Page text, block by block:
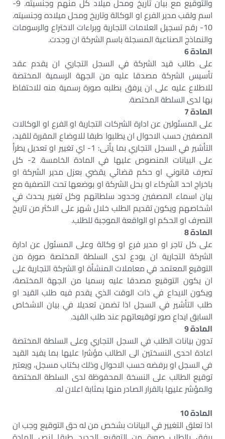
والتوقيع مع بيان تاريخ ومحل ميلاد كل منهم وجنسيته. 9-
اسم ولقب مدير الفرع او الوكالة وتاريخ ومحل ميلاده وجنسيته.
10- رقم تسجيل العلامات التجارية وبراءات الاختراع والرسومات
والنماذج الصناعية المسجلة باسم الشركة ان وجدت.
المادة 6
على طالب قيد الشركة في السجل التجاري ان يقدم عقد
تأسيس الشركة مصدقا عليه من الجهة الرسمية المختصة
للاطلاع عليه على ان يرفق بطلبه صورة رسمية منه للاحتفاظ
بها لدى السلطة المختصة.
المادة 7
على المسئولين عن ادارة الشركات التجارية او الفرع او الوكالات
المصفين حسب الاحوال ان يطلبوا طبقا للاوضاع المقررة للقيد،
التأشير في السجل التجاري بما يأتى: 1- اي تغيير او تعديل يطرأ
على البيانات المنصوص عليها في المادة الخامسة. 2- كل
تصرف قانوني او حكم قضائي يقضي بعزل مدير الشركة او
باخراج احد الشركاء او بحل الشركة او بوضعها تحت التصفية مع
بيان اسماء المصفين وحدود سلطاتهم وكل تغيير يحدث في
اشخاصهم ويكون تقديم الطلب خلال شهر على الاكثر من تاريخ
التصرف او الحكم او الواقعة الموجبة للطلب.
المادة 8
على كل تاجر او مدير فرع او وكالة وعلى المسئول عن ادارة
الشركة التجارية ان يودع لدى السلطة المختصة صورة من
التوقيع المعتمد في معاملات المنشأة او الشركة التجارية على
ان يكون التوقيع مصدقا عليه رسميا من الجهة المختصة،
ويكون الايداع في ذات الوقت الذي يقدم فيه طلب القيد او
طلب التأشير في السجل اذا تضمن تعديلا في بيان الاشخاص
السابق ايداع صور توقيعاتهم عند طلب القيد.
المادة 9
تدون بيانات الطلب في السجل التجاري وعلى السلطة المختصة
اعادة احدى النسختين الى الطالب مؤشرا عليها بما يفيد القيد
في السجل او برفضه حسب الاحوال وذلك بكتاب مسجل، ويعتبر
توقيع الطالب على النسخة المحفوظة لدى السلطة المختصة
والمؤشر عليها بالقرار الصادر منها بمثابة اعلان له.
المادة 10
اذا تعلق التغيير في البيانات بشخص من له حق التوقيع وجب ان